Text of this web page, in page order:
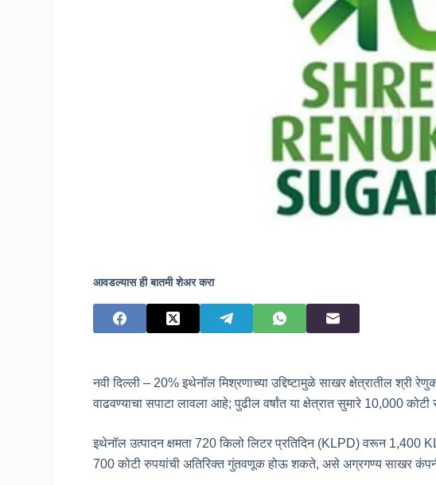
आवडल्यास ही बातमी शेअर करा
नवी दिल्ली – 20% इथेनॉल मिश्रणाच्या उद्दिष्टामुळे साखर क्षेत्रातील श्री
वाढवण्याचा सपाटा लावला आहे; पुढील वर्षांत या क्षेत्रात सुमारे 10,000
इथेनॉल उत्पादन क्षमता 720 किलो लिटर प्रतिदिन (KLPD) वरून 1,400
700 कोटी रुपयांची अतिरिक्त गुंतवणूक होऊ शकते, असे अग्रगण्य साखर